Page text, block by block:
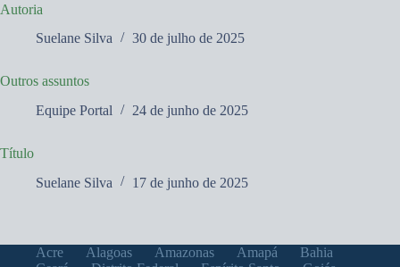
Autoria
Suelane Silva
30 de julho de 2025
Outros assuntos
Equipe Portal
24 de junho de 2025
Título
Suelane Silva
17 de junho de 2025
Acre Alagoas Amazonas Amapá
Bahia